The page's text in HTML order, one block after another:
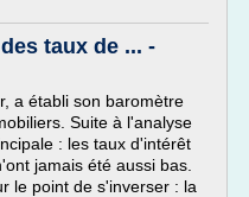
taux de ... -
a établi son baromètre
Suite à l'analyse
: les taux d'intérêt
jamais été aussi bas.
le point de s'inverser : la